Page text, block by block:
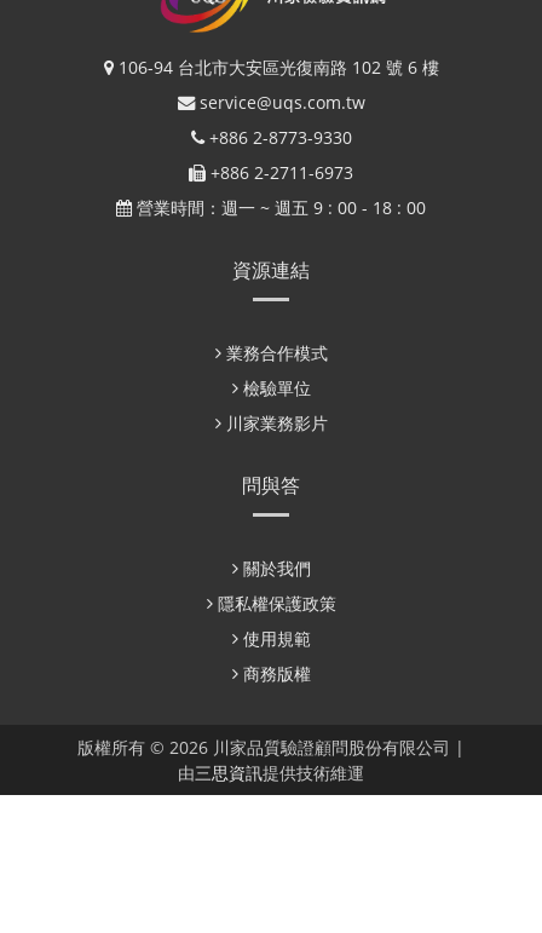
106-94 台北市大安區光復南路 102 號 6 樓
service@uqs.com.tw
+886 2-8773-9330
+886 2-2711-6973
營業時間：週一 ~ 週五 9 : 00 - 18 : 00
資源連結
業務合作模式
檢驗單位
川家業務影片
問與答
關於我們
隱私權保護政策
使用規範
商務版權
版權所有 © 2026 川家品質驗證顧問股份有限公司 |
由三思資訊提供技術維運